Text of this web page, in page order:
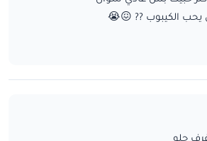
يحب الكيبوب ?? 😖😭